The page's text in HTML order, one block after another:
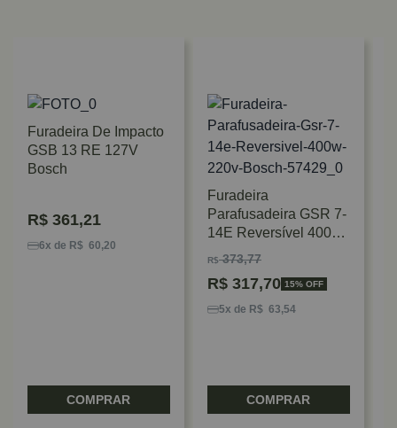
Furadeira De Impacto
GSB 13 RE 127V
Bosch
R$ 361,21
6x de R$ 60,20
COMPRAR
Furadeira
Parafusadeira GSR 7-
14E Reversível 400W
220V Bosch
R$373,77
R$ 317,70 15% OFF
5x de R$ 63,54
COMPRAR